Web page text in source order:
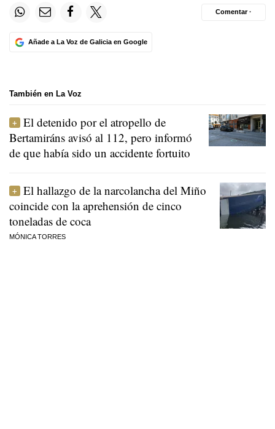
Añade a La Voz de Galicia en Google
Comentar ·
También en La Voz
El detenido por el atropello de
Bertamiráns avisó al 112, pero informó
de que había sido un accidente fortuito
El hallazgo de la narcolancha del Miño
coincide con la aprehensión de cinco
toneladas de coca
MÓNICA TORRES